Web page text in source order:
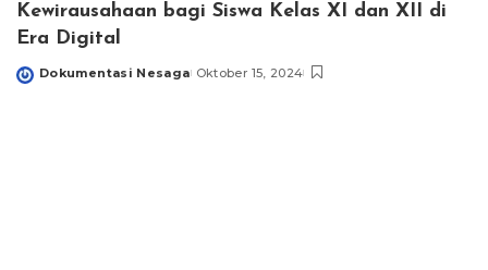
Kewirausahaan bagi Siswa Kelas XI dan XII di
Era Digital
Posted
Dokumentasi Nesaga Oktober 15, 2024